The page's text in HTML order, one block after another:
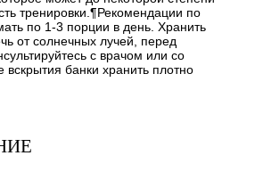
тренировки.¶Рекомендации по
по 1-3 порции в день. Хранить
от солнечных лучей, перед
с врачом или со
банки хранить плотно